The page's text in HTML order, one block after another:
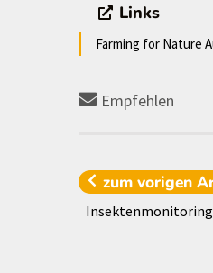
Links
Farming for Nature
Empfehlen
zum vorigen
Insektenmonitoring